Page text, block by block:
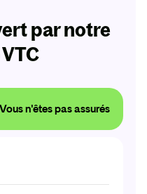
devis
devis
par notre
Vous n'êtes pas assurés